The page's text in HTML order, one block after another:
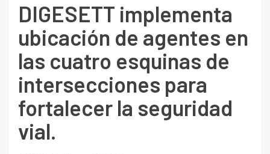
DIGESETT implementa
ubicación de agentes en
las cuatro esquinas de
intersecciones para
fortalecer la seguridad
vial.